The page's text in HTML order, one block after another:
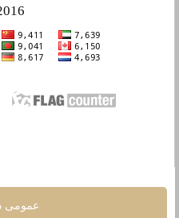
2016ء
عمومی